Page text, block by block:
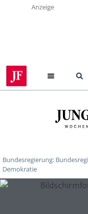
Anzeige
Bundesregierung:
Demokratie